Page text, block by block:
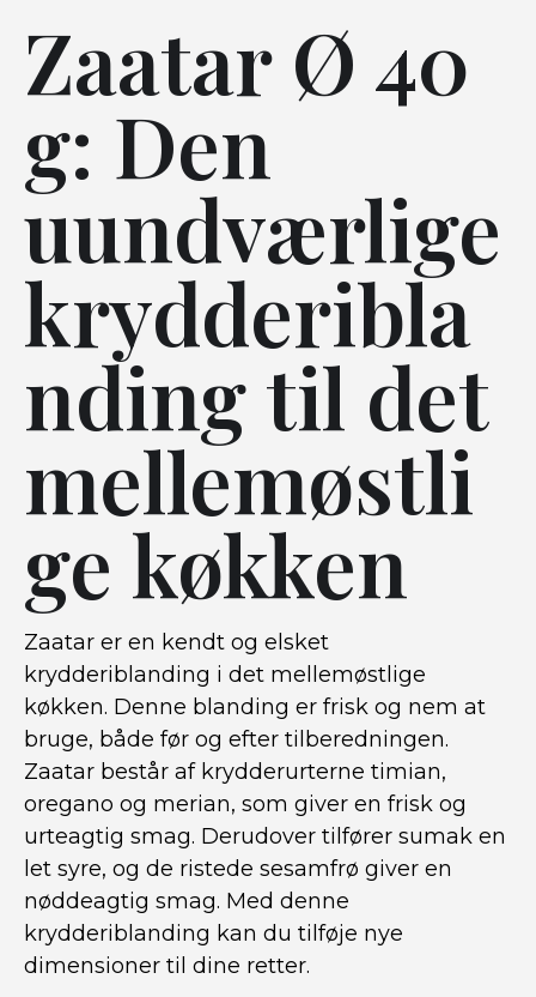
Zaatar Ø 40
g: Den
uundværlige
krydderibla
nding til det
mellemøstli
ge køkken
Zaatar er en kendt og elsket
krydderiblanding i det mellemøstlige
køkken. Denne blanding er frisk og nem at
bruge, både før og efter tilberedningen.
Zaatar består af krydderurterne timian,
oregano og merian, som giver en frisk og
urteagtig smag. Derudover tilfører sumak en
let syre, og de ristede sesamfrø giver en
nøddeagtig smag. Med denne
krydderiblanding kan du tilføje nye
dimensioner til dine retter.